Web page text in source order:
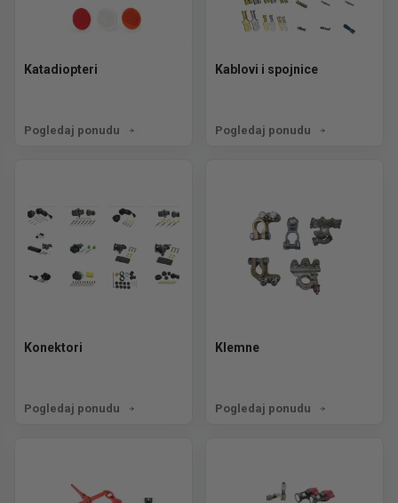
Katadiopteri
Pogledaj ponudu
Kablovi i spojnice
Pogledaj ponudu
Konektori
Pogledaj ponudu
Klemne
Pogledaj ponudu